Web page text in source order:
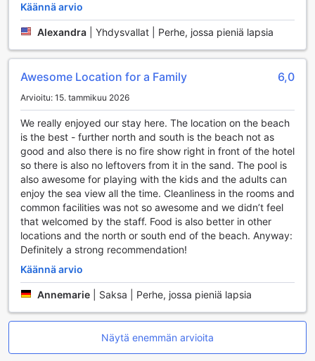
lentokenttäkuljetus, joka takaa sujuvan ja vaivattoman
siirtymisen Krabin lentokentältä suoraan majoituspaikkaasi.
Tämä palvelu on erityisen kätevä matkailijoille, jotka
haluavat välttää stressiä ja nauttia suoraan
lomatunnelmasta.
Lisäksi resortti järjestää erilaisia retkiä, jotka vievät sinut
kulttuurikierroksista tai luonnon tutkimisesta, voit helposti
varata retkiä suoraan hotellista. Cha-Ba Lanta Resort &
Bungalow tarjoaa myös kätevän pysäköintimahdollisuuden
paikan päällä, ja itsepalvelupysäköinti on täysin
maksutonta, joten voit nauttia täydestä rauhasta, kun auto
on turvallisesti parkissa. Tarjolla on myös taksipalvelu ja
lippupalvelu, jotka helpottavat liikkumista ympäri saarta ja
sen ympäristöä.
Cha-Ba Lanta Resort & Bungalow: Huoneiden
Cha-Ba Lanta Resort & Bungalow tarjoaa vierailleen
erinomaiset huoneen mukavuudet, jotka tekevät
oleskelusta unohtumatonta. Jokaisessa huoneessa on
sääolosuhteissa. Huoneet on varustettu modernilla
Käännä arvio
Alexandra Yhdysvallat | Perhe, jossa pieniä lapsia
Awesome Location for a Family 6,0
Arvioitu: 15. tammikuu 2026
We really enjoyed our stay here. The location on the beach
is the best - further north and south is the beach not as
good and also there is no fire show right in front of the hotel
so there is also no leftovers from it in the sand. The pool is
also awesome for playing with the kids and the adults can
enjoy the sea view all the time. Cleanliness in the rooms and
common facilities was not so awesome and we didn’t feel
that welcomed by the staff. Food is also better in other
locations and the north or south end of the beach. Anyway:
Definitely a strong recommendation!
Käännä arvio
Annemarie Saksa | Perhe, jossa pieniä lapsia
Näytä enemmän arvioita